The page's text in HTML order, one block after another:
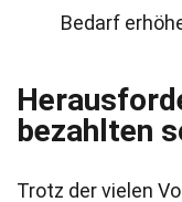
Bedarf
bezahlten
Trotz der vielen